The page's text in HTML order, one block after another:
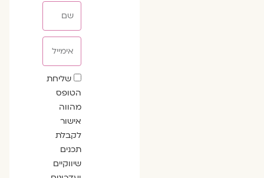
שדה
הסכמה
שליחת
הטופס
מהווה
אישור
לקבלת
תכנים
שיווקיים